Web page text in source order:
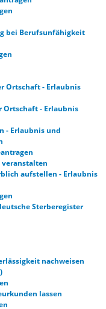
bei Berufsunfähigkeit
Ortschaft - Erlaubnis
Ortschaft - Erlaubnis
- Erlaubnis und
aufstellen - Erlaubnis
Sterberegister
nachweisen
lassen